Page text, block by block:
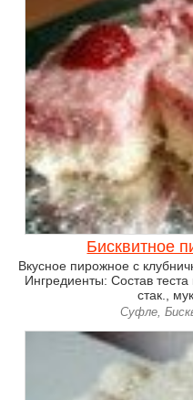
Бисквитное
Вкусное пирожное с
Ингредиенты: Состав
стак.,
Суфле,